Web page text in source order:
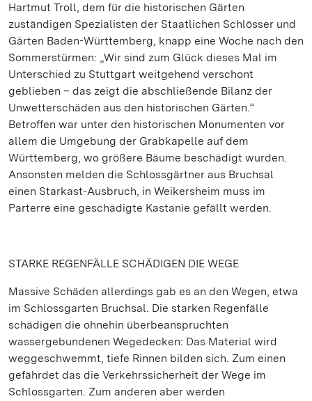
Hartmut Troll, dem für die historischen Gärten
zuständigen Spezialisten der Staatlichen Schlösser und
Gärten Baden-Württemberg, knapp eine Woche nach den
Sommerstürmen: „Wir sind zum Glück dieses Mal im
Unterschied zu Stuttgart weitgehend verschont
geblieben – das zeigt die abschließende Bilanz der
Unwetterschäden aus den historischen Gärten.“
Betroffen war unter den historischen Monumenten vor
allem die Umgebung der Grabkapelle auf dem
Württemberg, wo größere Bäume beschädigt wurden.
Ansonsten melden die Schlossgärtner aus Bruchsal
einen Starkast-Ausbruch, in Weikersheim muss im
Parterre eine geschädigte Kastanie gefällt werden.
STARKE REGENFÄLLE SCHÄDIGEN DIE WEGE
Massive Schäden allerdings gab es an den Wegen, etwa
im Schlossgarten Bruchsal. Die starken Regenfälle
schädigen die ohnehin überbeanspruchten
wassergebundenen Wegedecken: Das Material wird
weggeschwemmt, tiefe Rinnen bilden sich. Zum einen
gefährdet das die Verkehrssicherheit der Wege im
Schlossgarten. Zum anderen aber werden